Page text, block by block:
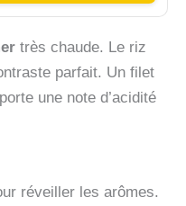
très chaude. Le riz
parfait. Un filet
une note d’acidité
réveiller les arômes.